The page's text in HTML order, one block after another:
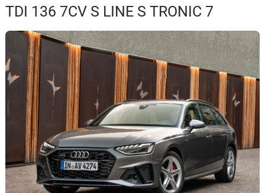
Guide
d'achat
Electriques
Utilitaires
Flottes
Auto
Services
Forum
TDI 136 7CV S LINE S TRONIC 7